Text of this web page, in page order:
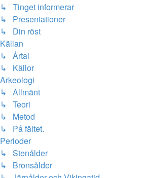
↳ Tinget informerar
↳ Presentationer
↳ Din röst
Källan
↳ Årtal
↳ Källor
Arkeologi
↳ Allmänt
↳ Teori
↳ Metod
↳ På fältet.
Perioder
↳ Stenålder
↳ Bronsålder